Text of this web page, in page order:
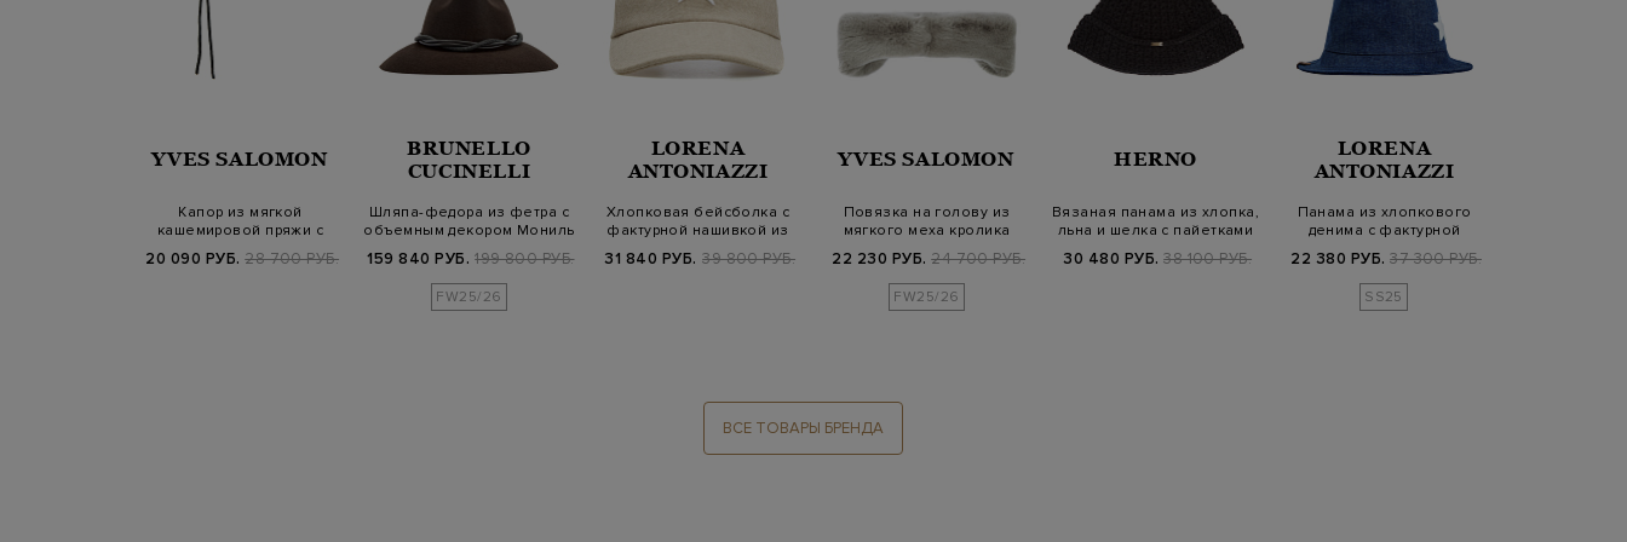
YVES SALOMON
Капор из мягкой
кашемировой пряжи с
завязками
20 090 РУБ. 28 700 РУБ.
BRUNELLO
CUCINELLI
Шляпа-федора из фетра с
объемным декором Мониль
159 840 РУБ. 199 800 РУБ.
FW25/26
LORENA
ANTONIAZZI
Хлопковая бейсболка с
фактурной нашивкой из
пайеток
31 840 РУБ. 39 800 РУБ.
YVES SALOMON
Повязка на голову из
мягкого меха кролика
22 230 РУБ. 24 700 РУБ.
FW25/26
HERNO
Вязаная панама из хлопка,
льна и шелка с пайетками
30 480 РУБ. 38 100 РУБ.
LORENA
ANTONIAZZI
Панама из хлопкового
денима с фактурной
символикой бу…
22 380 РУБ. 37 300 РУБ.
SS25
ВСЕ ТОВАРЫ БРЕНДА